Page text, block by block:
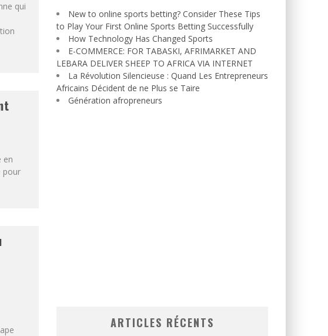
qui
en
pour
New to online sports betting? Consider These Tips
to Play Your First Online Sports Betting Successfully
How Technology Has Changed Sports
E-COMMERCE: FOR TABASKI, AFRIMARKET AND
LEBARA DELIVER SHEEP TO AFRICA VIA INTERNET
La Révolution Silencieuse : Quand Les Entrepreneurs
Africains Décident de ne Plus se Taire
Génération afropreneurs
ARTICLES RÉCENTS